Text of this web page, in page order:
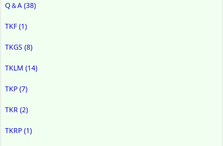
Q＆A (38)
TKF (1)
TKGS (8)
TKLM (14)
TKP (7)
TKR (2)
TKRP (1)